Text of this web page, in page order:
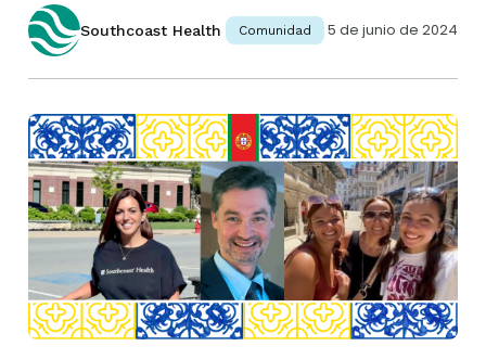
Southcoast Health Comunidad 5 de junio de 2024